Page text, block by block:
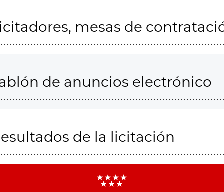
mesas de
de anuncios electrónico
de la licitación